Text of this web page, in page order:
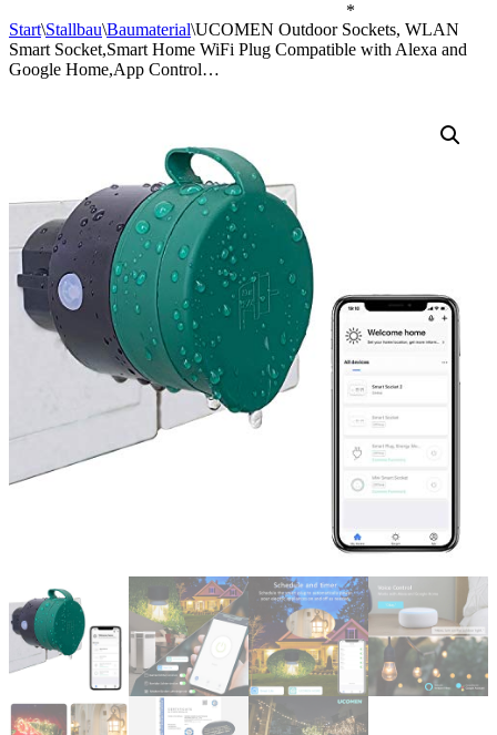
*
Start\Stallbau\Baumaterial\UCOMEN Outdoor Sockets, WLAN
Smart Socket,Smart Home WiFi Plug Compatible with Alexa and
Google Home,App Control…